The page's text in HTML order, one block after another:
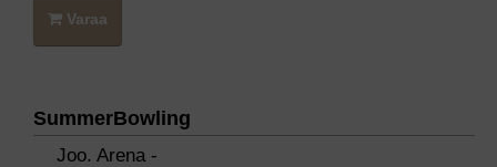
Varaa
SummerBowling
Joo. Arena -